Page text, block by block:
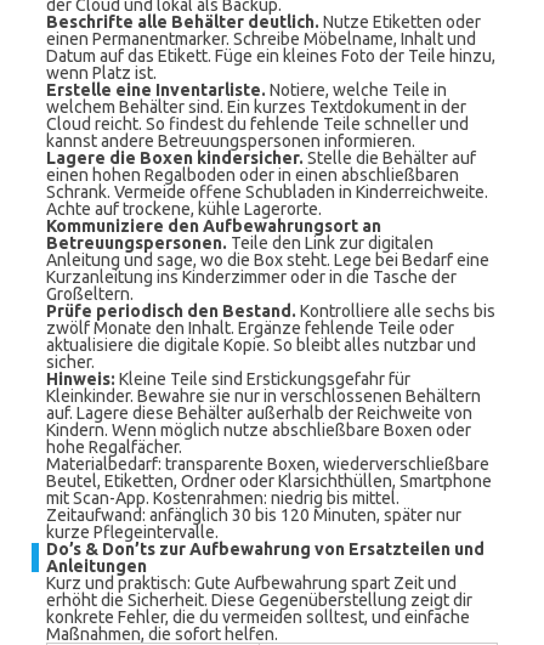
der Cloud und lokal als Backup.
Beschrifte alle Behälter deutlich. Nutze Etiketten oder
einen Permanentmarker. Schreibe Möbelname, Inhalt und
Datum auf das Etikett. Füge ein kleines Foto der Teile hinzu,
wenn Platz ist.
Erstelle eine Inventarliste. Notiere, welche Teile in
welchem Behälter sind. Ein kurzes Textdokument in der
Cloud reicht. So findest du fehlende Teile schneller und
kannst andere Betreuungspersonen informieren.
Lagere die Boxen kindersicher. Stelle die Behälter auf
einen hohen Regalboden oder in einen abschließbaren
Schrank. Vermeide offene Schubladen in Kinderreichweite.
Achte auf trockene, kühle Lagerorte.
Kommuniziere den Aufbewahrungsort an
Betreuungspersonen. Teile den Link zur digitalen
Anleitung und sage, wo die Box steht. Lege bei Bedarf eine
Kurzanleitung ins Kinderzimmer oder in die Tasche der
Großeltern.
Prüfe periodisch den Bestand. Kontrolliere alle sechs bis
zwölf Monate den Inhalt. Ergänze fehlende Teile oder
aktualisiere die digitale Kopie. So bleibt alles nutzbar und
sicher.
Hinweis: Kleine Teile sind Erstickungsgefahr für
Kleinkinder. Bewahre sie nur in verschlossenen Behältern
auf. Lagere diese Behälter außerhalb der Reichweite von
Kindern. Wenn möglich nutze abschließbare Boxen oder
hohe Regalfächer.
Materialbedarf: transparente Boxen, wiederverschließbare
Beutel, Etiketten, Ordner oder Klarsichthüllen, Smartphone
mit Scan-App. Kostenrahmen: niedrig bis mittel.
Zeitaufwand: anfänglich 30 bis 120 Minuten, später nur
kurze Pflegeintervalle.
Do’s & Don’ts zur Aufbewahrung von Ersatzteilen und
Anleitungen
Kurz und praktisch: Gute Aufbewahrung spart Zeit und
erhöht die Sicherheit. Diese Gegenüberstellung zeigt dir
konkrete Fehler, die du vermeiden solltest, und einfache
Maßnahmen, die sofort helfen.